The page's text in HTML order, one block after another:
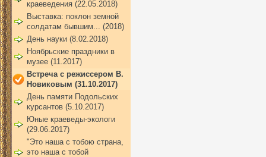
краеведения (22.05.2018)
Выставка: поклон земной
солдатам бывшим... (2018)
День науки (8.02.2018)
Ноябрьские праздники в
музее (11.2017)
Встреча с режиссером В.
Новиковым (31.10.2017)
День памяти Подольских
курсантов (5.10.2017)
Юные краеведы-экологи
(29.06.2017)
"Это наша с тобою страна,
это наша с тобой